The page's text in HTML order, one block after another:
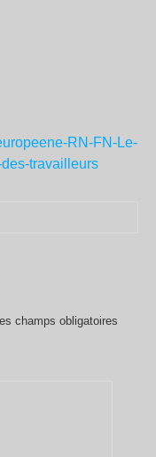
RN-FN-Le-
travailleurs
Les champs obligatoires